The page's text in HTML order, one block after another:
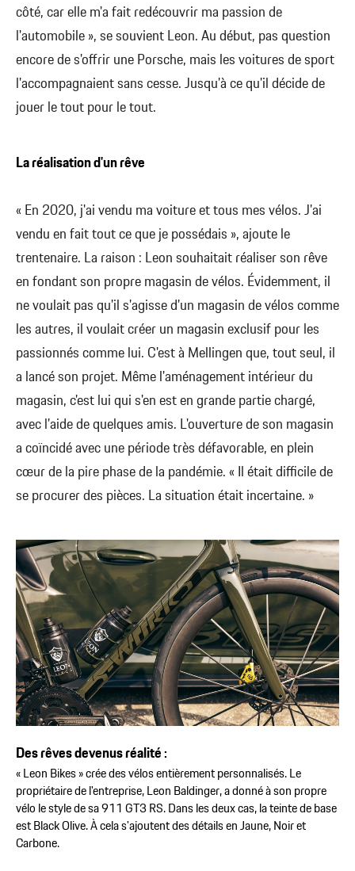
côté, car elle m'a fait redécouvrir ma passion de
l'automobile », se souvient Leon. Au début, pas question
encore de s'offrir une Porsche, mais les voitures de sport
l'accompagnaient sans cesse. Jusqu'à ce qu'il décide de
jouer le tout pour le tout.
La réalisation d'un rêve
« En 2020, j'ai vendu ma voiture et tous mes vélos. J'ai
vendu en fait tout ce que je possédais », ajoute le
trentenaire. La raison : Leon souhaitait réaliser son rêve
en fondant son propre magasin de vélos. Évidemment, il
ne voulait pas qu'il s'agisse d'un magasin de vélos comme
les autres, il voulait créer un magasin exclusif pour les
passionnés comme lui. C'est à Mellingen que, tout seul, il
a lancé son projet. Même l'aménagement intérieur du
magasin, c'est lui qui s'en est en grande partie chargé,
avec l'aide de quelques amis. L'ouverture de son magasin
a coïncidé avec une période très défavorable, en plein
cœur de la pire phase de la pandémie. « Il était difficile de
se procurer des pièces. La situation était incertaine. »
Des rêves devenus réalité :
« Leon Bikes » crée des vélos entièrement personnalisés. Le
propriétaire de l'entreprise, Leon Baldinger, a donné à son propre
vélo le style de sa 911 GT3 RS. Dans les deux cas, la teinte de base
est Black Olive. À cela s'ajoutent des détails en Jaune, Noir et
Carbone.